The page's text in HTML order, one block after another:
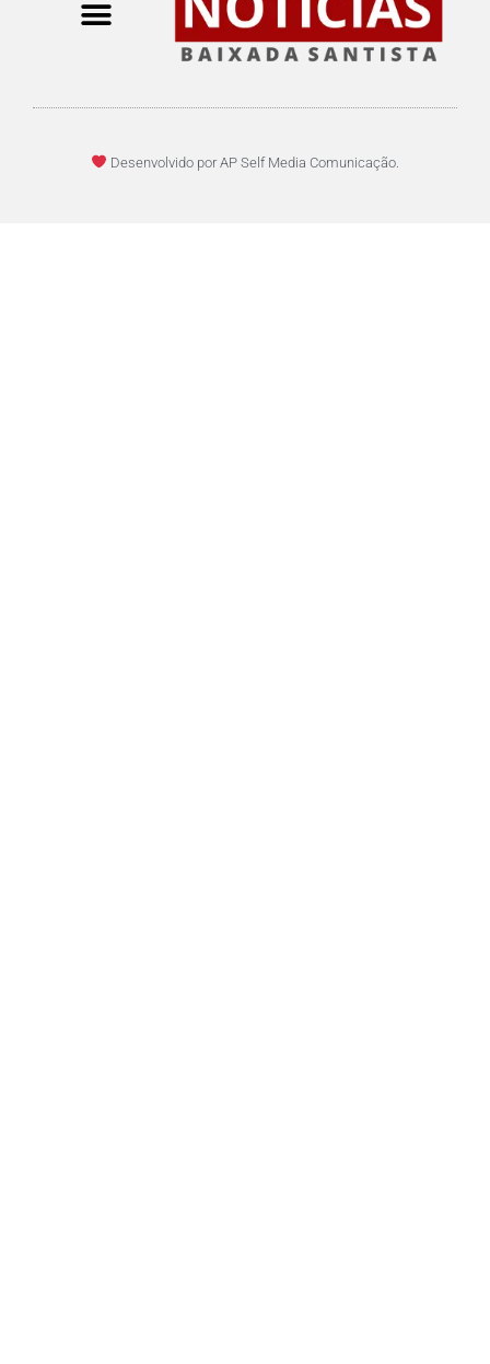
Desenvolvido por AP Self Media Comunicação.